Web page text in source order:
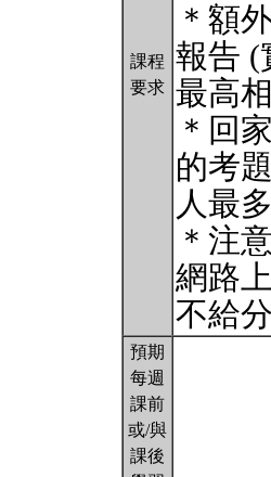
課程
要求
＊額
報告 (
最高
＊回
的考
人最
＊注
網路
不給
預期
每週
課前
或/與
課後